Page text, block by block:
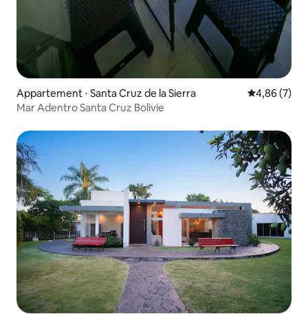
Appartement ⋅ Santa Cruz de la Sierra Évaluation
4,86 (7)
Mar Adentro Santa Cruz Bolivie